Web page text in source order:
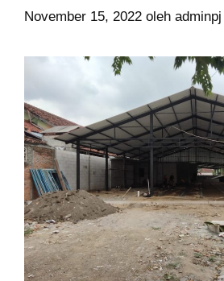
November 15, 2022 oleh adminpj